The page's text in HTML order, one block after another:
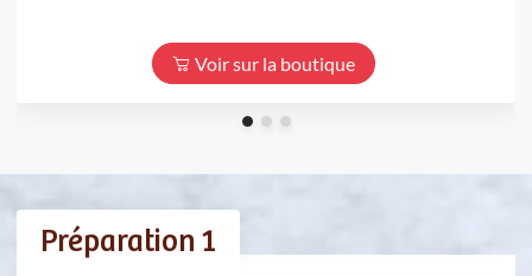
Voir sur la boutique
Préparation 1